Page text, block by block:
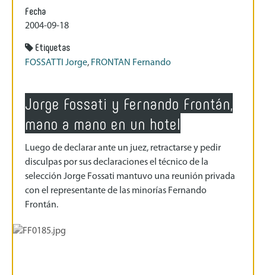
Fecha
2004-09-18
Etiquetas
FOSSATTI Jorge, FRONTAN Fernando
Jorge Fossati y Fernando Frontán,
mano a mano en un hotel
Luego de declarar ante un juez, retractarse y pedir
disculpas por sus declaraciones el técnico de la
selección Jorge Fossati mantuvo una reunión privada
con el representante de las minorías Fernando
Frontán.